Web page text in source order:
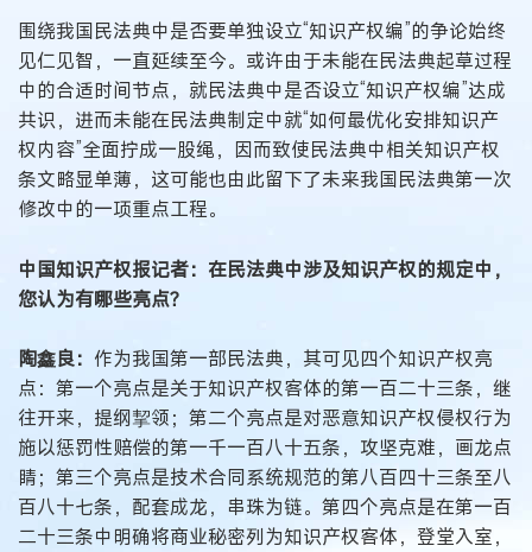
围绕我国民法典中是否要单独设立“知识产权编”的争论始终
见仁见智，一直延续至今。或许由于未能在民法典起草过程
中的合适时间节点，就民法典中是否设立“知识产权编”达成
共识，进而未能在民法典制定中就“如何最优化安排知识产
权内容”全面拧成一股绳，因而致使民法典中相关知识产权
条文略显单薄，这可能也由此留下了未来我国民法典第一次
修改中的一项重点工程。
中国知识产权报记者：在民法典中涉及知识产权的规定中，
您认为有哪些亮点？
陶鑫良： 作为我国第一部民法典，其可见四个知识产权亮
点：第一个亮点是关于知识产权客体的第一百二十三条，继
往开来，提纲挈领；第二个亮点是对恶意知识产权侵权行为
施以惩罚性赔偿的第一千一百八十五条，攻坚克难，画龙点
睛；第三个亮点是技术合同系统规范的第八百四十三条至八
百八十七条，配套成龙，串珠为链。第四个亮点是在第一百
二十三条中明确将商业秘密列为知识产权客体，登堂入室，